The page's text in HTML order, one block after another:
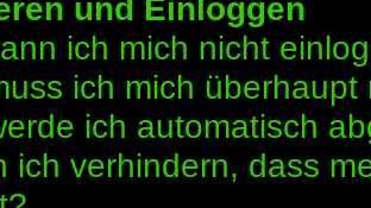
und Einloggen
ich mich nicht
ich mich überhaupt
ich automatisch
ich verhindern, dass